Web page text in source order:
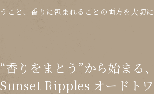
うこと、香りに包まれることの両方を大切
“香りをまとう”から始まる
Sunset Ripples オードト